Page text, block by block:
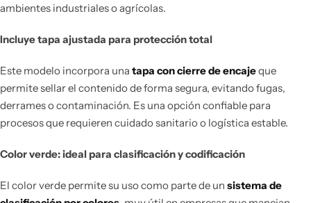
ambientes industriales o agrícolas.
Incluye tapa ajustada para protección total
Este modelo incorpora una tapa con cierre de encajeque
permite sellar el contenido de forma segura, evitando fugas,
derrames o contaminación. Es una opción confiable para
procesos que requieren cuidado sanitario o logística estable.
Color verde: ideal para clasificación y codificación
El color verde permite su uso como parte de un sistema de